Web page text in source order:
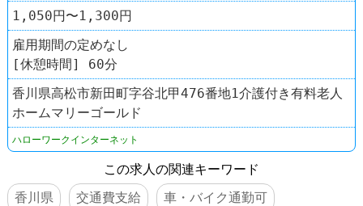
1,050円〜1,300円
雇用期間の定めなし
[休憩時間] 60分
香川県高松市新田町字谷北甲476番地1介護付き有料老人
ホームマリーゴールド
ハローワークインターネット
この求人の関連キーワード
香川県
交通費支給 車・バイク通勤可